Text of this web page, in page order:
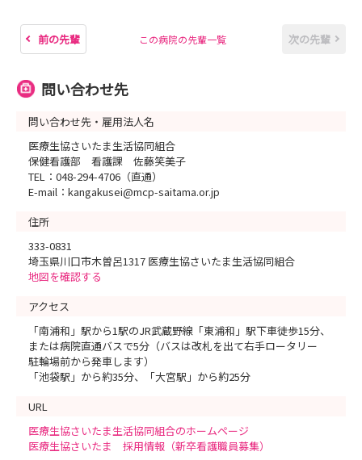
前の先輩 この病院の先輩一覧 次の先輩
問い合わせ先
問い合わせ先・雇用法人名
医療生協さいたま生活協同組合
保健看護部 看護課 佐藤笑美子
TEL：048-294-4706（直通）
E-mail：kangakusei@mcp-saitama.or.jp
住所
333-0831
埼玉県川口市木曽呂1317 医療生協さいたま生活協同組合
地図を確認する
アクセス
「南浦和」駅から1駅のJR武蔵野線「東浦和」駅下車徒歩15分、
または病院直通バスで5分（バスは改札を出て右手ロータリー
駐輪場前から発車します）
「池袋駅」から約35分、「大宮駅」から約25分
URL
医療生協さいたま生活協同組合のホームページ
医療生協さいたま 採用情報（新卒看護職員募集）